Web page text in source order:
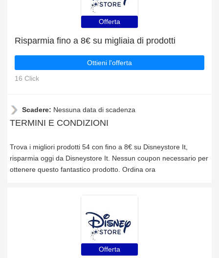
Offerta
Risparmia fino a 8€ su migliaia di prodotti
Ottieni l'offerta
16 Click
Scadere: Nessuna data di scadenza
TERMINI E CONDIZIONI
Trova i migliori prodotti 54 con fino a 8€ su Disneystore It,
risparmia oggi da Disneystore It. Nessun coupon necessario per
ottenere questo fantastico prodotto. Ordina ora
Offerta